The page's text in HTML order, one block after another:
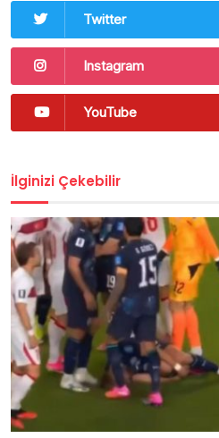
Twitter
Instagram
YouTube
İlginizi Çekebilir